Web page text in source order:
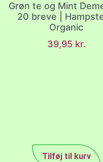
Grøn te og Mint
20 breve |
Organic
39,95 kr.
Tilføj til kurv